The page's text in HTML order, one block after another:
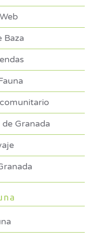
Baza
Granada